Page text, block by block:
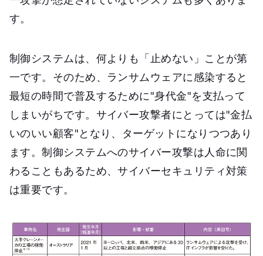
す。
制御システムは、何よりも「止めない」ことが第
一です。そのため、ランサムウェアに感染すると
最短の時間で普及するために"身代金"を支払って
しまいがちです。サイバー攻撃者にとっては"金払
いのいい顧客"となり、ターゲットになりつつあり
ます。制御システムへのサイバー攻撃は人命に関
わることもあるため、サイバーセキュリティ対策
は重要です。